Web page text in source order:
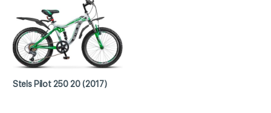
Stels Pilot 250 20 (2017)